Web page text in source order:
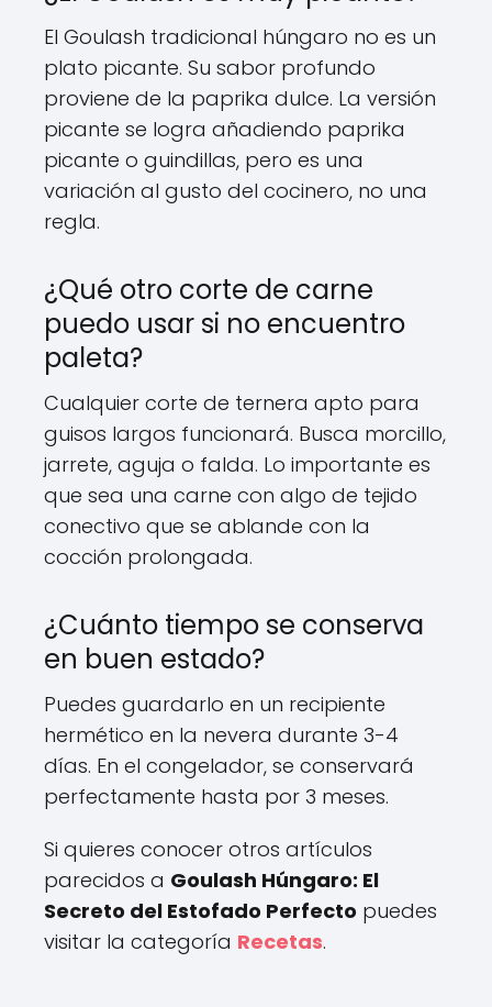
El Goulash tradicional húngaro no es un
plato picante. Su sabor profundo
proviene de la paprika dulce. La versión
picante se logra añadiendo paprika
picante o guindillas, pero es una
variación al gusto del cocinero, no una
regla.
¿Qué otro corte de carne
puedo usar si no encuentro
paleta?
Cualquier corte de ternera apto para
guisos largos funcionará. Busca morcillo,
jarrete, aguja o falda. Lo importante es
que sea una carne con algo de tejido
conectivo que se ablande con la
cocción prolongada.
¿Cuánto tiempo se conserva
en buen estado?
Puedes guardarlo en un recipiente
hermético en la nevera durante 3-4
días. En el congelador, se conservará
perfectamente hasta por 3 meses.
Si quieres conocer otros artículos
parecidos a Goulash Húngaro: El
Secreto del Estofado Perfecto puedes
visitar la categoría Recetas.